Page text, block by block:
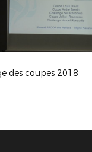
des coupes 2018